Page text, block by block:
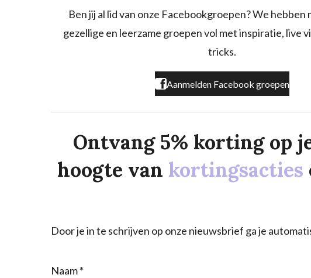
o
k
r
a
k
Ben jij al lid van onze Facebookgroepen? We hebben
gezellige en leerzame groepen vol met inspiratie, live
tricks.
Aanmelden Facebook groepen
Ontvang 5% korting op
hoogte van kortingsacties
Door je in te schrijven op onze nieuwsbrief ga je
Naam *